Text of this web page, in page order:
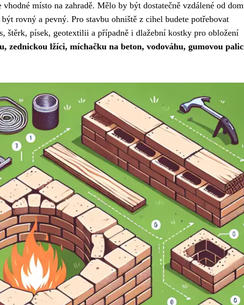
místo na zahradě. Mělo by být dostatečně vzdálené od
rovný a pevný. Pro stavbu ohniště z cihel budete potřebovat
štěrk, písek, geotextilii a případně i dlažební kostky pro obložení
zednickou lžíci, míchačku na beton, vodováhu, gumovou